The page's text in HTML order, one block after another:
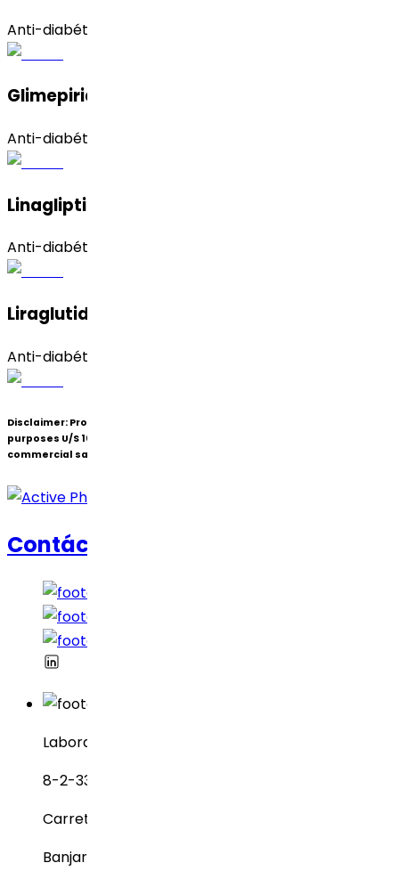
Anti-diabético
Glimepirida
Anti-diabético
Linagliptina (Mix of Form A and B)
Anti-diabético
Liraglutida
Anti-diabético
Disclaimer: Products under patent(s) are offered only for R&D
purposes U/S 107A of the Patents Act (Bolar Exemption) and not for
commercial sale.
Contáctanos
Laboratorios Dr. Reddy
8-2-337, SBI Executive Enclave
Carretera n.° 3, Green Valley
Banjara Hills